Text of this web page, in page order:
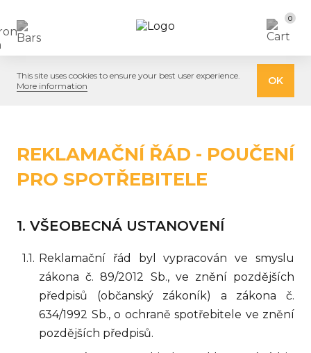
0
This site uses cookies to ensure your best user experience.
More information
OK
REKLAMAČNÍ ŘÁD - POUČENÍ
PRO SPOTŘEBITELE
VŠEOBECNÁ USTANOVENÍ
Reklamační řád byl vypracován ve smyslu
zákona č. 89/2012 Sb., ve znění pozdějších
předpisů (občanský zákoník) a zákona č.
634/1992 Sb., o ochraně spotřebitele ve znění
pozdějších předpisů.